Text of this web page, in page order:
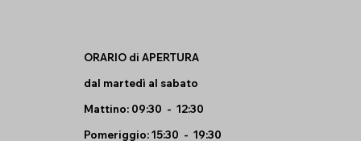
ORARIO di APERTURA
dal martedì al sabato
Mattino: 09:30 - 12:30
Pomeriggio: 15:30 - 19:30